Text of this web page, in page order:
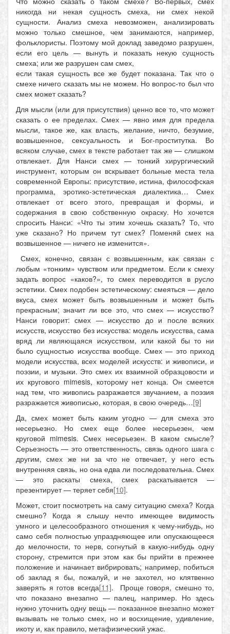
никогда ни некая сущность смеха, ни смех некой
сущности. Анализ смеха невозможен, анализировать
можно только смешное, чем занимаются, например,
фольклористы. Поэтому мой доклад заведомо разрушен,
если его цель — вынуть и показать некую сущность
смеха; или же разрушен сам смех,
если такая сущность все же будет показана. Так что о
смехе ничего сказать мы не можем. Но вопрос-то был что
смех может сказать?
Для мысли (или для присутствия) ценно все то, что может
сказать о ее пределах. Смех — явно имя для предела
мысли, такое же, как власть, желание, ничто, безумие,
возвышенное, сексуальность и Бог-проститутка. Во
всяком случае, смех в тексте работает так же — слишком
отвлекает. Для Нанси смех — тонкий хирургический
инструмент, которым он вскрывает больные места тела
современной Европы: присутствие, истина, философская
программа, эротико-эстетическая диалектика… Смех
отвлекает от всего этого, превращая и формы, и
содержания в свою собственную окраску. Но хочется
спросить Нанси: «Что ты этим хочешь сказать? То, что
уже сказано? Но причем тут смех? Поменяй смех на
возвышенное — ничего не изменится».
Смех, конечно, связан с возвышенным, как связан с
любым «тонким» чувством или предметом. Если к смеху
задать вопрос «каков?», то смех переводится в русло
эстетики. Смех подобен эстетическому: смеяться — дело
вкуса, смех может быть возвышенным и может быть
прекрасным; значит ли все это, что смех — искусство?
Нанси говорит: смех — искусство до и после всяких
искусств, искусство без искусства: модель искусства, сама
вряд ли являющаяся искусством, или какой бы то ни
было сущностью искусства вообще. Смех — это приход
модели искусства, всех моделей искусств: и живописи, и
поэзии, и музыки. Это смех их взаимной образцовости и
их кругового mimesis, которому нет конца. Он смеется
над тем, что живопись разражается звучанием, а поэзия
разражается живописью, которая, в свою очередь…[9]
Да, смех может быть каким угодно — для смеха это
несерьезно. Но смех еще более несерьезен, чем
круговой mimesis. Смех несерьезен. В каком смысле?
Серьезность — это ответственность, связь одного шага с
другим, смех же ни за что не отвечает, у него есть
внутренняя связь, но она едва ли последовательна. Смех
— это раскаты смеха, смех раскатывается —
презентирует — теряет себя[10].
Может, стоит посмотреть на саму ситуацию смеха? Когда
смешно? Когда я слышу нечто имеющее видимость
умного и целесообразного отношения к чему-нибудь, но
само себя полностью упраздняющее или опускающееся
до мелочности, то нерв, согнутый в какую-нибудь одну
сторону, стремится при этом как бы прийти в прежнее
положение и начинает вибрировать; например, побиться
об заклад я бы, пожалуй, и не захотел, но клятвенно
заверять я готов всегда[11]. Проще говоря, смешно то,
что показано внезапно — палец, например. Но здесь
нужно уточнить одну вещь — показанное внезапно может
вызывать не только смех, но и восхищение, удивление,
икоту и, как правило, метафизический ужас.